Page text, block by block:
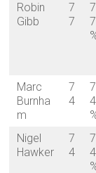
Robin
Gibb
7
7
7
7
Marc
Burnha
m
7
4
7
4
Nigel
Hawker
7
4
7
4